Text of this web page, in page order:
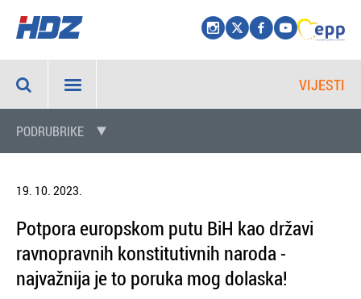
VIJESTI
PODRUBRIKE
19. 10. 2023.
Potpora europskom putu BiH kao državi
ravnopravnih konstitutivnih naroda -
najvažnija je to poruka mog dolaska!